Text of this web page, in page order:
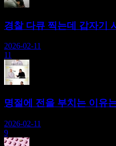
경찰 다큐 찍는데 갑자기
2026-02-11
11
명절에 전을 부치는 이유
2026-02-11
9